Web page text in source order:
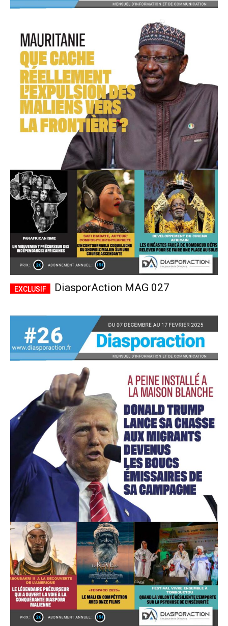
Plans d'abonnement
Accès gratuit
Gratuit /accès limité
Quelques articles
Annonces
Tous les articles
Le magazine
CHOISIR LE FORFAIT
DiasporAction MAG 027